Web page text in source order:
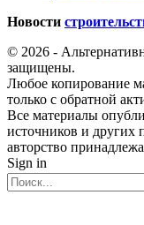
Новости
© 2026 -
защищены.
Любое копирование
только с обратной
Все материалы
источников и других
авторство
Sign in